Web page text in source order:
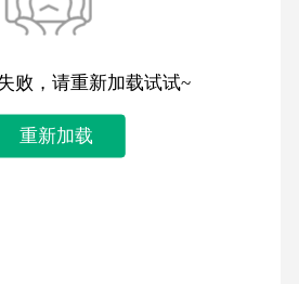
败，请重新加载试试~
重新加载